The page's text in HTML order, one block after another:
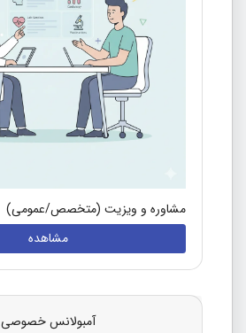
مشاوره و ویزیت (متخصص/عمومی)
مشاهده
آمبولانس خصوصی